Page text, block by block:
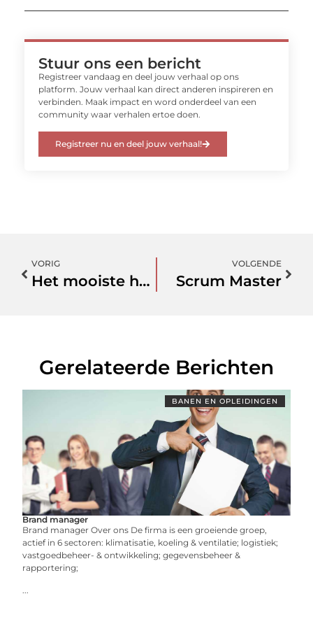
Stuur ons een bericht
Registreer vandaag en deel jouw verhaal op ons
platform. Jouw verhaal kan direct anderen inspireren en
verbinden. Maak impact en word onderdeel van een
community waar verhalen ertoe doen.
Registreer nu en deel jouw verhaal!
VORIG
Het mooiste hostel in het centrum van Praag
VOLGENDE
Scrum Master
Gerelateerde Berichten
BANEN EN OPLEIDINGEN
Brand manager
Brand manager Over ons De firma is een groeiende groep,
actief in 6 sectoren: klimatisatie, koeling & ventilatie; logistiek;
vastgoedbeheer- & ontwikkeling; gegevensbeheer &
rapportering;
...